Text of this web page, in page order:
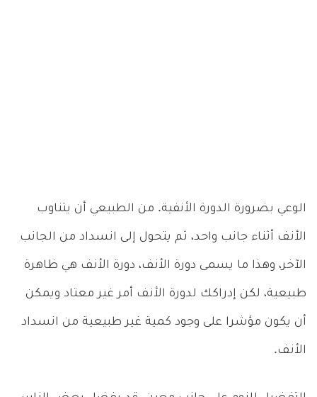
الوعي بضرورة الدورة الأنفية. من الطبيعي أن يتناوب
الأنف أثناء جانب واحد، ثم يتحول إلى انسداد من الجانب
الآخر، وهذا ما يسمى دورة الأنف، دورة الأنف هي ظاهرة
طبيعية، لكن إدراكك لدورة الأنف أمر غير معتاد ويمكن
أن يكون مؤشرا على وجود كمية غير طبيعية من انسداد
الأنف.